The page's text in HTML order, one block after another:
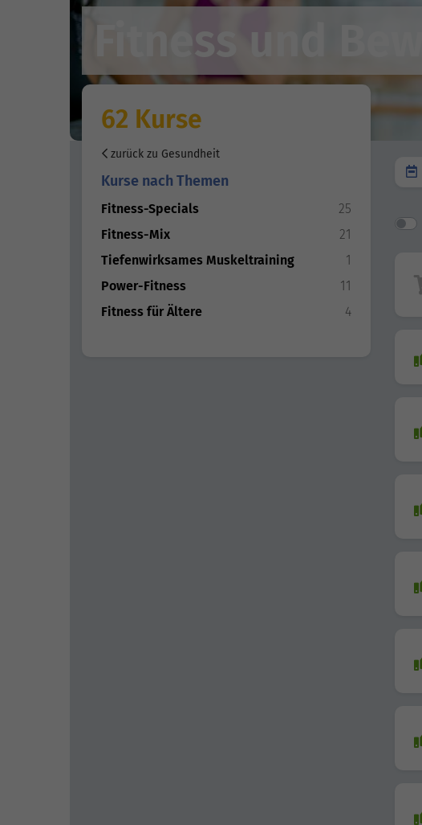
62 Kurse
zurück zu Gesundheit
Kurse nach Themen
Fitness-Specials
25
Fitness-Mix
21
Tiefenwirksames Muskeltraining
1
Power-Fitness
11
Fitness für Ältere
4